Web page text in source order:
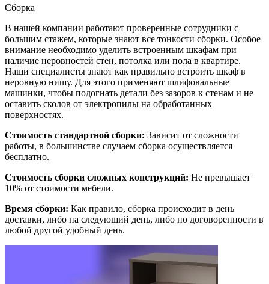
Сборка
В нашей компании работают проверенные сотрудники с
большим стажем, которые знают все тонкости сборки. Особое
внимание необходимо уделить встроенным шкафам при
наличие неровностей стен, потолка или пола в квартире.
Наши специалисты знают как правильно встроить шкаф в
неровную нишу. Для этого применяют шлифовальные
машинки, чтобы подогнать детали без зазоров к стенам и не
оставить сколов от электропилы на обработанных
поверхностях.
Стоимость стандартной сборки: Зависит от сложности
работы, в большинстве случаем сборка осуществляется
бесплатно.
Стоимость сборки сложных конструкций: Не превышает
10% от стоимости мебели.
Время сборки: Как правило, сборка происходит в день
доставки, либо на следующий день, либо по договоренности в
любой другой удобный день.